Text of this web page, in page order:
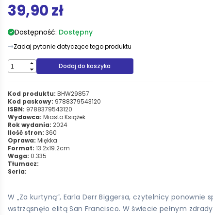
39,90 zł
Dostępność: Dostępny
Zadaj pytanie dotyczące tego produktu
Dodaj do koszyka
Kod produktu: BHW29857
Kod paskowy: 9788379543120
ISBN: 9788379543120
Wydawca: Miasto Książek
Rok wydania: 2024
Ilość stron: 360
Oprawa: Miękka
Format: 13.2x19.2cm
Waga: 0.335
Tłumacz:
Seria:
W „Za kurtyną”, Earla Derr Biggersa, czytelnicy
wstrząsnęło elitą San Francisco. W świecie pełnym